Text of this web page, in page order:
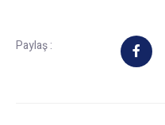
Paylaş :